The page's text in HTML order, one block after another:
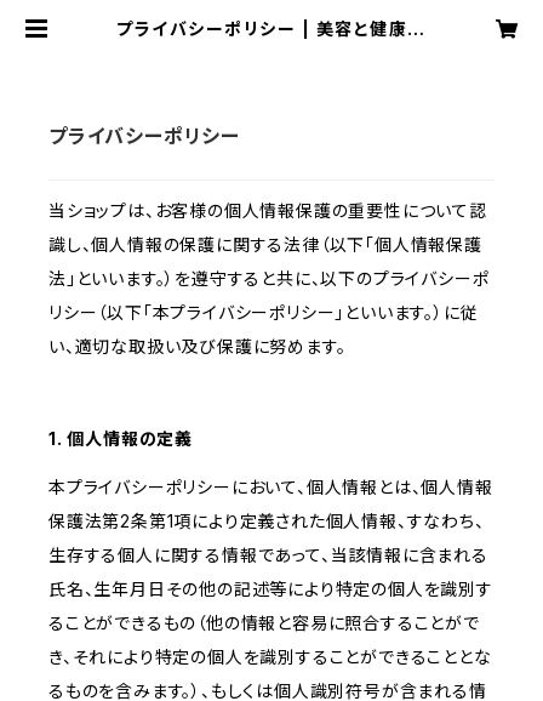
プライバシーポリシー | 美容と健康の
プライバシーポリシー
当ショップは、お客様の個人情報保護の重要性について認
識し、個人情報の保護に関する法律（以下「個人情報保護
法」といいます。）を遵守すると共に、以下のプライバシーポ
リシー（以下「本プライバシーポリシー」といいます。）に従
い、適切な取扱い及び保護に努めます。
1. 個人情報の定義
本プライバシーポリシーにおいて、個人情報とは、個人情報
保護法第2条第1項により定義された個人情報、すなわち、
生存する個人に関する情報であって、当該情報に含まれる
氏名、生年月日その他の記述等により特定の個人を識別す
ることができるもの（他の情報と容易に照合することがで
き、それにより特定の個人を識別することができることとな
るものを含みます。）、もしくは個人識別符号が含まれる情